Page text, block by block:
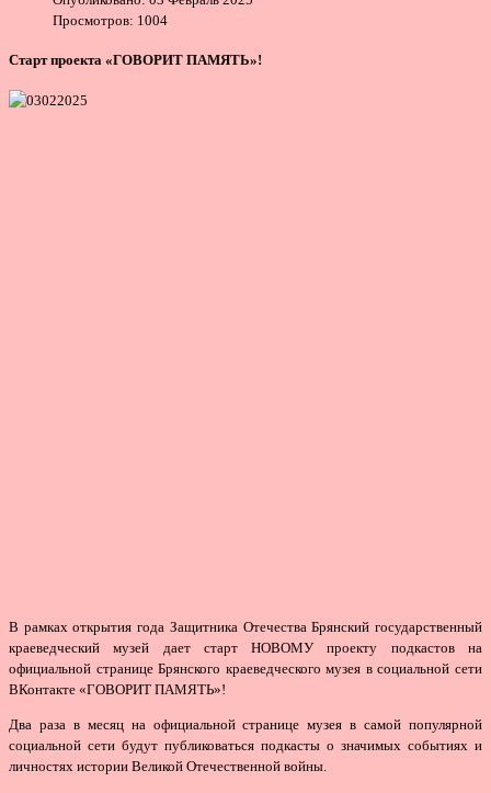
Просмотров: 1004
Старт проекта «ГОВОРИТ ПАМЯТЬ»!
В рамках открытия года Защитника Отечества Брянский государственный
краеведческий музей дает старт НОВОМУ проекту подкастов на
официальной странице Брянского краеведческого музея в социальной сети
ВКонтакте «ГОВОРИТ ПАМЯТЬ»!
Два раза в месяц на официальной странице музея в самой популярной
социальной сети будут публиковаться подкасты о значимых событиях и
личностях истории Великой Отечественной войны.